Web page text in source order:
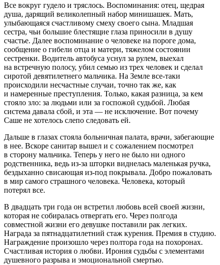
Все вокруг гудело и тряслось. Воспоминания: отец, щедрая
душа, дарящий великолепный набор минишашек. Мать,
улыбающаяся счастливому смеху своего сына. Младшая
сестра, чьи большие блестящие глаза приносили в душу
счастье. Далее воспоминание о человеке на пороге дома,
сообщение о гибели отца и матери, тяжелом состоянии
сестренки. Водитель автобуса уснул за рулем, выехал
на встречную полосу, убил семью из трех человек и сделал
сиротой девятилетнего мальчика. На Земле все-таки
происходили несчастные случаи, точно так же, как
и намеренные преступления. Только, какая разница, за кем
стояло зло: за людьми или за госпожой судьбой. Любая
система давала сбой, и эта — не исключение. Вот почему
Саше не хотелось слепо следовать ей.
Дальше в глазах стояла больничная палата, врачи, забегающие
в нее. Вскоре санитар вышел и с сожалением посмотрел
в сторону мальчика. Теперь у него не было ни одного
родственника, ведь из-за шторки виднелась маленькая ручка,
бездыханно свисающая из-под покрывала. Добро пожаловать
в мир самого страшного человека. Человека, который
потерял все.
В двадцать три года он встретил любовь всей своей жизни,
которая не собиралась отвергать его. Через полгода
совместной жизни его девушке поставили рак легких.
Награда за пятнадцатилетний стаж курения. Премия в студию.
Награждение произошло через полтора года на похоронах.
Счастливая история о любви. Ирония судьбы с элементами
душевного разрыва и эмоциональной смертью.